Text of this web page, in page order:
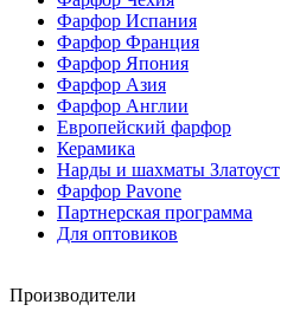
Фарфор Испания
Фарфор Франция
Фарфор Япония
Фарфор Азия
Фарфор Англии
Европейский фарфор
Керамика
Нарды и шахматы Златоуст
Фарфор Pavone
Партнерская программа
Для оптовиков
Производители